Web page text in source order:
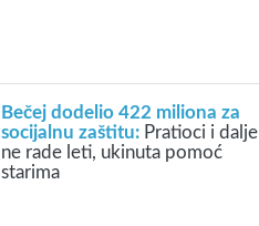
Bečej dodelio 422 miliona za
socijalnu zaštitu: Pratioci i dalje
ne rade leti, ukinuta pomoć
starima